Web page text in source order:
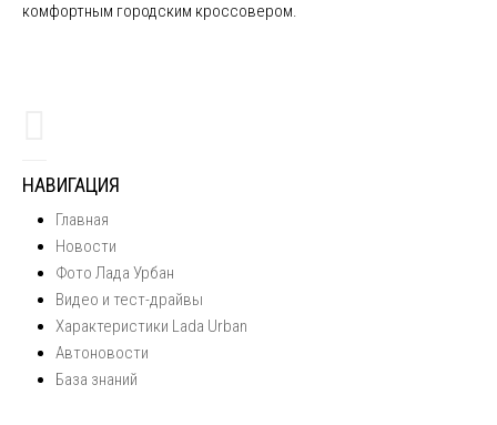
комфортным городским кроссовером.
НАВИГАЦИЯ
Главная
Новости
Фото Лада Урбан
Видео и тест-драйвы
Характеристики Lada Urban
Автоновости
База знаний